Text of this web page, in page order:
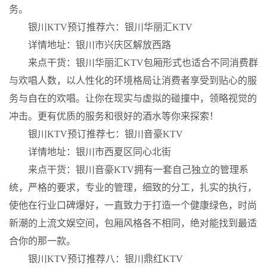
务。
银川KTV预订推荐六：银川华丽汇KTV
详情地址：银川市兴庆区解放西路
来点干货：银川华丽汇KTV包厢形式也适合不同消费群
与欢唱人数，以人性化的环境格局让消费者享受到贴心的服
务与自在的欢唱。让你在现实与虚拟的碰撞中，领略视觉的
冲击。更有优质的服务和很好的酒水等你来探索！
银川KTV预订推荐七：银川音豪KTV
详情地址：银川市西夏区同心北街
来点干货：银川音豪KTV拥有一套自己独立的管理系
统，严格的要求，专业的管理，细致的分工，扎实的执行，
使他在行业口碑爆好，一直致力于打造一个健康绿色，时尚
新潮的上流文娱空间，包厢风格各不相同，绝对能找到最适
合你的那一款。
银川KTV预订推荐八：银川鼎红KTV